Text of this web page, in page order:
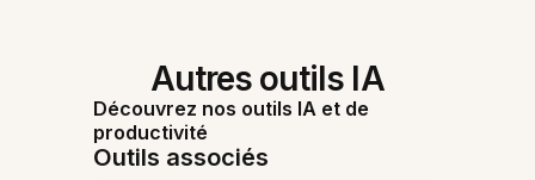
Autres outils IA
Découvrez nos outils IA et de
productivité
Outils associés